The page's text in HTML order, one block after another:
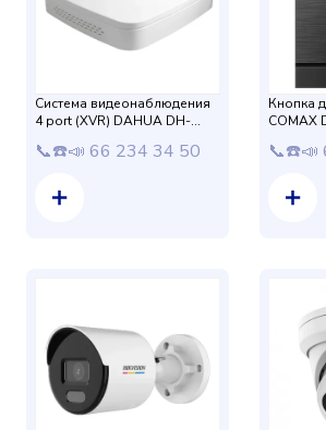
Система видеонаблюдения
4 port (XVR) DAHUA DH-
📞☎️📣 66 234 34 50
Кнопка
COMAX
📞☎️📣